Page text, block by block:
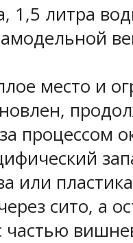
1,5 литра
место и
или
сито, а